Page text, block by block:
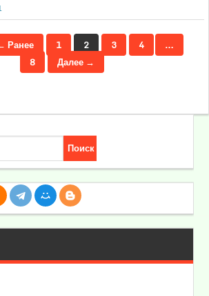
Ранее 1 2 3 4
…
8
Далее →